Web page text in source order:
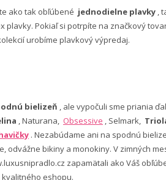
ako tak obľúbené jednodielne plavky ,
Pokiaľ si potrpíte na značkový
urobíme plavkový výpredaj.
bielizeň , ale vypočuli sme priania
, Naturana, Obsessive , Selmark,
. Nezabúdame ani na spodnú
odvážne bikiny a monokiny. V zimných
zapamätali ako Váš
eshopu.